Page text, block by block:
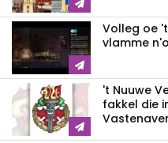
Volleg oe
vlamme
't Nuuwe
fakkel die